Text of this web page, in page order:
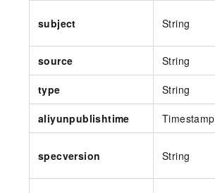
subject String
source String
type String
aliyunpublishtime Timestamp
specversion String